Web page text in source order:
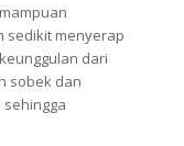
sedikit menyerap
dari
sobek dan